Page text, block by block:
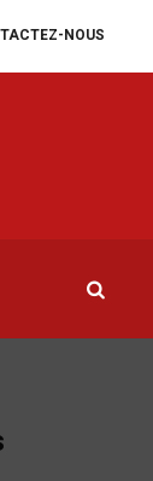
NOUS
extraordinaire de